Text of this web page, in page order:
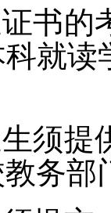
书的
就
须提
务部